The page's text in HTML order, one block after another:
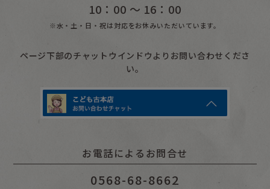
10：00 〜 16：00
※水・土・日・祝は対応をお休みいただいています。
ページ下部のチャットウインドウよりお問い合わせくださ
い。
お電話によるお問合せ
0568-68-8662